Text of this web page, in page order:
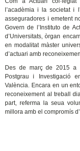
l’acadèmia i la societat i
asseguradores i emetent
Govern de l’Instituto de
d’Universitats, òrgan
en modalitat màster
d’actuari amb
Des de març de 2015 a
Postgrau i Investigació
València. Encara en un
reconeixement al treball
part, referma la seua
millora amb el compromís